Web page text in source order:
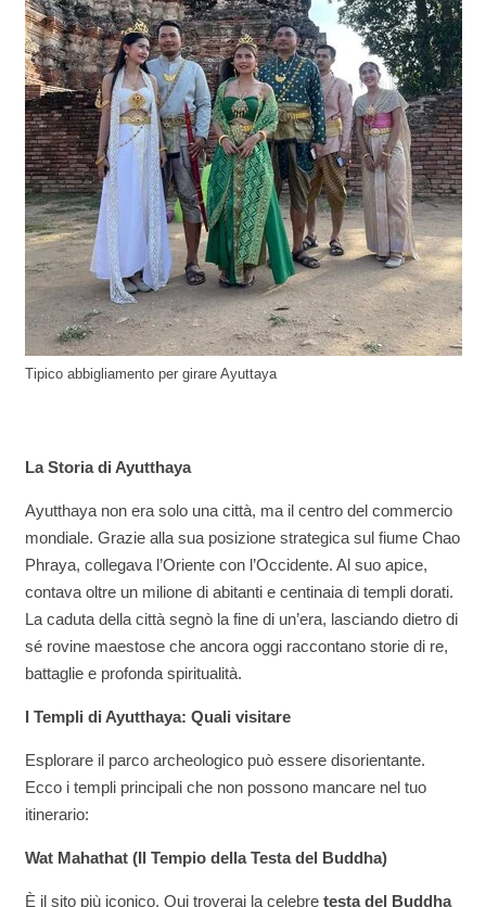
Tipico abbigliamento per girare Ayuttaya
La Storia di Ayutthaya
Ayutthaya non era solo una città, ma il centro del commercio
mondiale. Grazie alla sua posizione strategica sul fiume Chao
Phraya, collegava l’Oriente con l’Occidente. Al suo apice,
contava oltre un milione di abitanti e centinaia di templi dorati.
La caduta della città segnò la fine di un’era, lasciando dietro di
sé rovine maestose che ancora oggi raccontano storie di re,
battaglie e profonda spiritualità.
I Templi di Ayutthaya: Quali visitare
Esplorare il parco archeologico può essere disorientante.
Ecco i templi principali che non possono mancare nel tuo
itinerario:
Wat Mahathat (Il Tempio della Testa del Buddha)
È il sito più iconico. Qui troverai la celebre testa del Buddha